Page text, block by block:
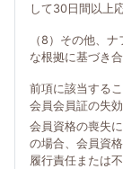
して30日間以上
（8）その他、
な根拠に基づき
前項に該当する
会員会員証の失
会員資格の喪失
の場合、会員資
履行責任または